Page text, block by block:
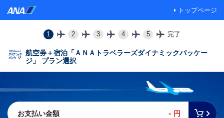
トップページ
1 2 3 4 5 完了
航空券＋宿泊「ＡＮＡトラベラーズダイナミックパッケー
ジ」 プラン選択
お支払い金額 - 円